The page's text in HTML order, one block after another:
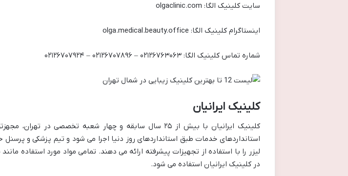
سایت کلینیک الگا: olgaclinic.com
اینستاگرام کلینیک الگا: olga.medical.beauty.office
شماره تماس کلینیک الگا: ۰۲۱۲۶۷۶۳۰۶۳ – ۰۲۱۲۶۷۰۷۸۹۶ – ۰۲۱۲۶۷۰۷۹۲۴
کلینیک ایرانیان
کلینیک ایرانیان با بیش از ۲۵ سال سابقه و چهار شعبه تخصصی
استانداردهای خدمات طبق استانداردهای روز دنیا اجرا می شود و تیم پزشکی و
لیزر را با استفاده از تجهیزات پیشرفته ارائه می دهند. تمامی مواد مورد استفاده
در کلینیک ایرانیان استفاده می شود.